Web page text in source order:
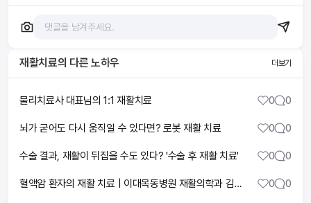
재활치료의 다른 노하우 더보기
물리치료사 대표님의 1:1 재활치료 0 0
뇌가 굳어도 다시 움직일 수 있다면? 로봇 재활 치료 0 0
수술 결과, 재활이 뒤집을 수도 있다? '수술 후 재활 치료' 0 0
혈액암 환자의 재활 치료 | 이대목동병원 재활의학과 김정환 교수 | 2026년 혈액암가족돌봄센터 건강강좌 0 0